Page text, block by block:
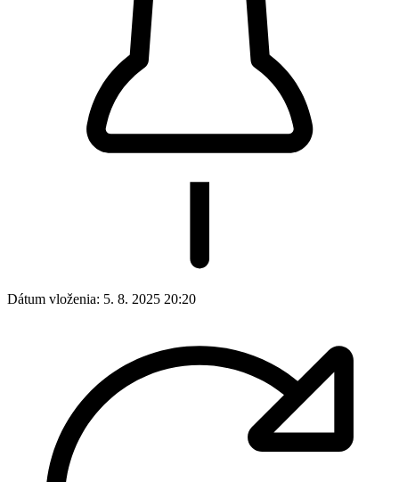
Dátum vloženia: 5. 8. 2025 20:20